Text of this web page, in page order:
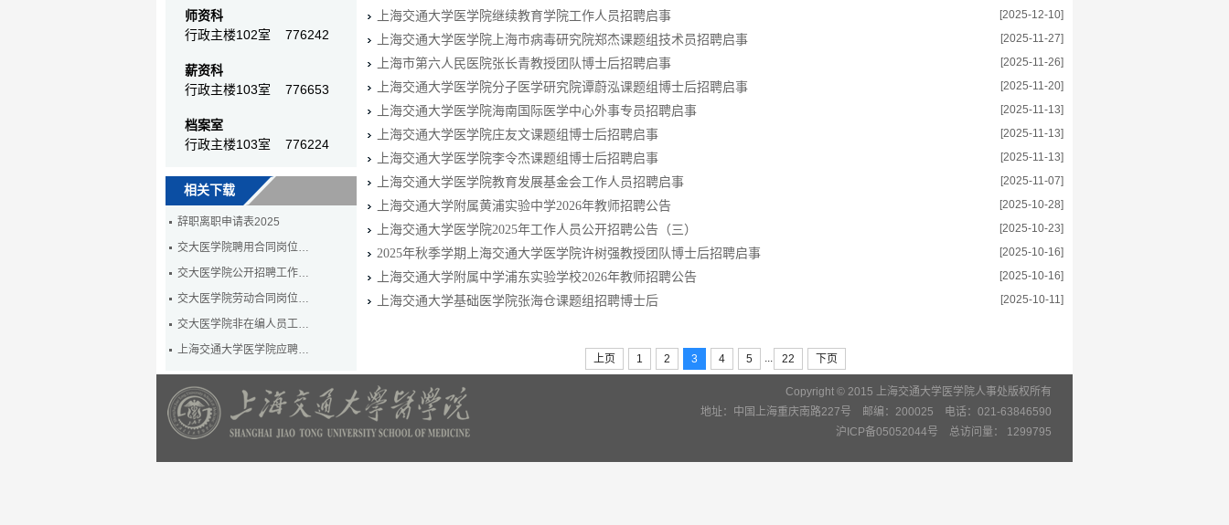
Copyright © 2015 上海交通大学医学院人事处版权所有
地址：中国上海重庆南路227号 邮编：200025 电话：021-63846590
沪ICP备05052044号 总访问量： 1299795
师资科
行政主楼102室 776242
薪资科
行政主楼103室 776653
档案室
行政主楼103室 776224
上海交通大学医学院继续教育学院工作人员招聘启事 [2025-12-10]
上海交通大学医学院上海市病毒研究院郑杰课题组技术员招聘启事 [2025-11-27]
上海市第六人民医院张长青教授团队博士后招聘启事 [2025-11-26]
上海交通大学医学院分子医学研究院谭蔚泓课题组博士后招聘启事 [2025-11-20]
上海交通大学医学院海南国际医学中心外事专员招聘启事 [2025-11-13]
上海交通大学医学院庄友文课题组博士后招聘启事 [2025-11-13]
上海交通大学医学院李令杰课题组博士后招聘启事 [2025-11-13]
上海交通大学医学院教育发展基金会工作人员招聘启事 [2025-11-07]
上海交通大学附属黄浦实验中学2026年教师招聘公告 [2025-10-28]
上海交通大学医学院2025年工作人员公开招聘公告（三） [2025-10-23]
2025年秋季学期上海交通大学医学院许树强教授团队博士后招聘启事 [2025-10-16]
上海交通大学附属中学浦东实验学校2026年教师招聘公告 [2025-10-16]
上海交通大学基础医学院张海仓课题组招聘博士后 [2025-10-11]
上页 1 2 3 4 5 ... 22 下页
相关下载
辞职离职申请表2025
交大医学院聘用合同岗位…
交大医学院公开招聘工作…
交大医学院劳动合同岗位…
交大医学院非在编人员工…
上海交通大学医学院应聘…